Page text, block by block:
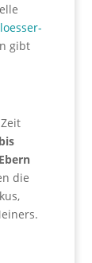
gibt
die